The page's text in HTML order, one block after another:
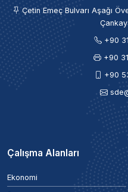
Çetin Emeç Bulvarı Aşağı
+90
+90
+90
Çalışma Alanları
Ekonomi